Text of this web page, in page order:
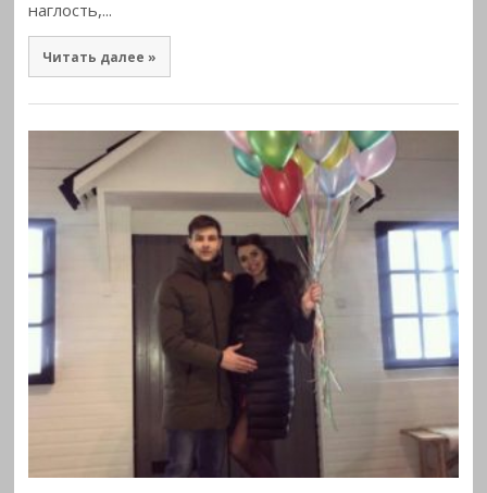
наглость,...
Читать далее »